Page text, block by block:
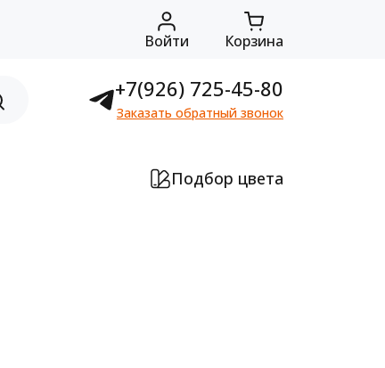
Войти Корзина
+7(926) 725-45-80
Заказать обратный звонок
Подбор цвета